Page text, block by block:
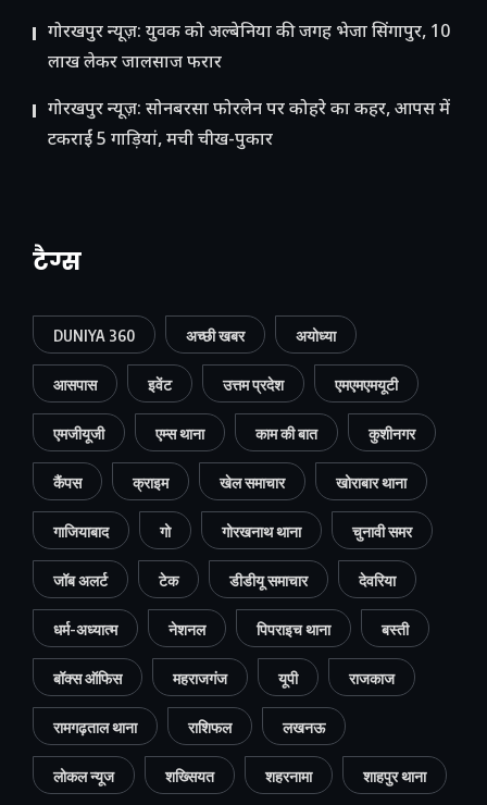
गोरखपुर न्यूज़: युवक को अल्बेनिया की जगह भेजा सिंगापुर, 10
लाख लेकर जालसाज फरार
गोरखपुर न्यूज़: सोनबरसा फोरलेन पर कोहरे का कहर, आपस में
टकराईं 5 गाड़ियां, मची चीख-पुकार
टैग्स
DUNIYA 360 अच्छी खबर अयोध्या
आसपास इवेंट उत्तम प्रदेश एमएमएमयूटी
एमजीयूजी एम्स थाना काम की बात कुशीनगर
कैंपस क्राइम खेल समाचार खोराबार थाना
गाजियाबाद गो गोरखनाथ थाना चुनावी समर
जॉब अलर्ट टेक डीडीयू समाचार देवरिया
धर्म-अध्यात्म नेशनल पिपराइच थाना बस्ती
बॉक्स ऑफिस महराजगंज यूपी राजकाज
रामगढ़ताल थाना राशिफल लखनऊ
लोकल न्यूज शख्सियत शहरनामा शाहपुर थाना